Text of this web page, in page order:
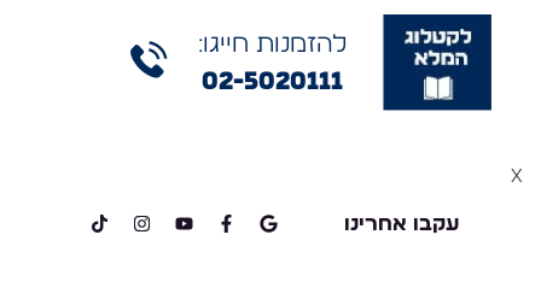
להזמנות חייגו:
02-5020111
עקבו אחרינו
x